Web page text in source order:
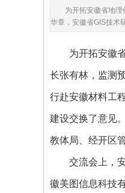
为开拓安徽省地
华章，安徽省GIS技术
为开拓安徽
长张有林，监测
行赴安徽材料工
建设交换了意见
教体局、经开区
交流会上，
徽美图信息科技